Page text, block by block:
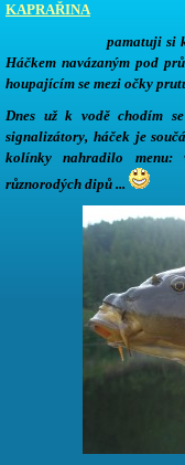
KAPRAŘINA
pamatuji si
Háčkem navázaným pod
houpajícím se mezi očky
Dnes už k vodě chodím
signalizátory, háček je
kolínky nahradilo menu:
různorodých dipů ...